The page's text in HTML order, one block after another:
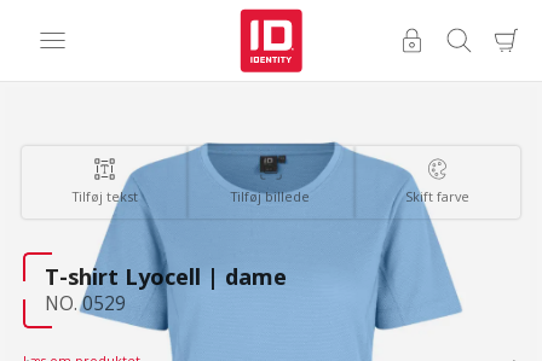
T-shirt Lyocell | dame
NO. 0529
Tilføj tekst Tilføj billede Skift farve